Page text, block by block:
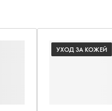
УХОД ЗА КОЖЕЙ